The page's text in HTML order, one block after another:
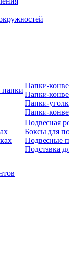
папки
Папки-
Папки-
Папки-
Папки-
Подвесная
Боксы для
Подвесные
Подставка